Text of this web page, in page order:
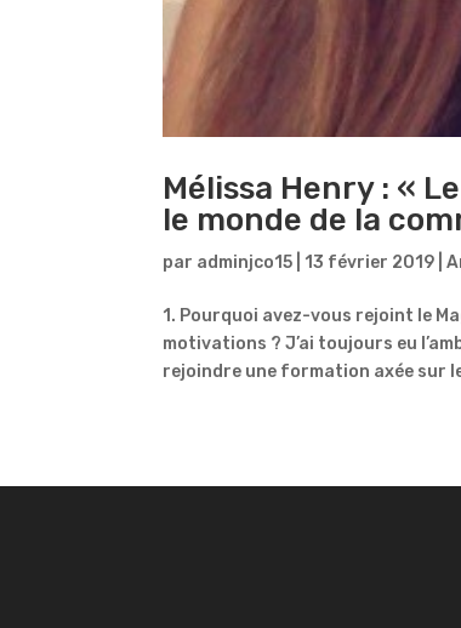
Mélissa Henry : «
le monde de la
par adminjco15 13 février 2019 |
1. Pourquoi avez-vous rejoint le
motivations ? J’ai toujours eu
rejoindre une formation axée sur